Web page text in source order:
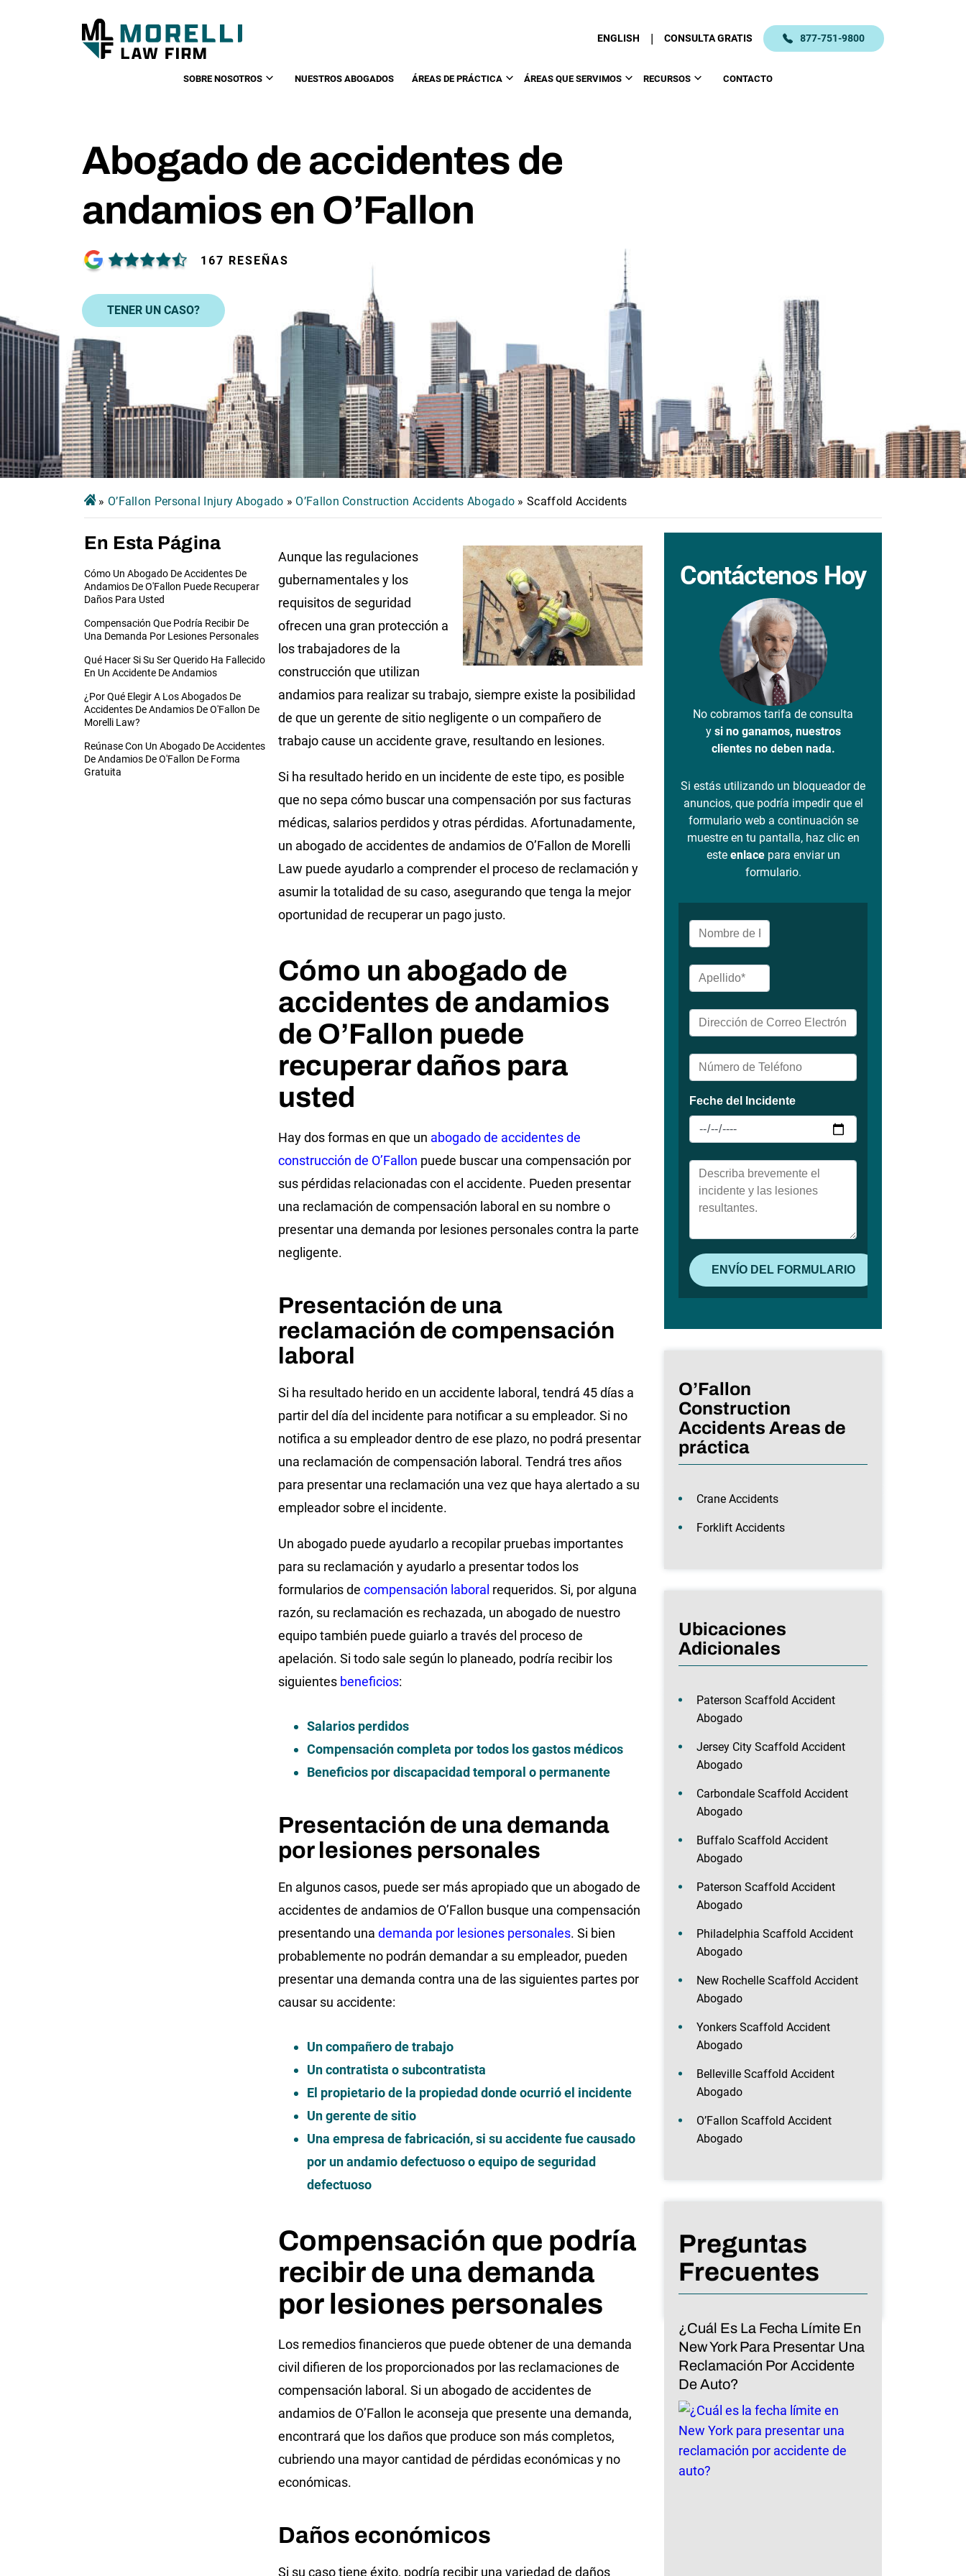
ENGLISH | CONSULTA GRATIS 877-751-9800
SOBRE NOSOTROS NUESTROS ABOGADOS ÁREAS DE PRÁCTICA ÁREAS QUE SERVIMOS RECURSOS CONTACTO
Abogado de accidentes de
andamios en O’Fallon
167 RESEÑAS
TENER UN CASO?
» O’Fallon Personal Injury Abogado » O’Fallon Construction Accidents Abogado »Scaffold Accidents
En Esta Página
Cómo Un Abogado De Accidentes De
Andamios De O'Fallon Puede Recuperar
Daños Para Usted
Compensación Que Podría Recibir De
Una Demanda Por Lesiones Personales
Qué Hacer Si Su Ser Querido Ha Fallecido
En Un Accidente De Andamios
¿Por Qué Elegir A Los Abogados De
Accidentes De Andamios De O'Fallon De
Morelli Law?
Reúnase Con Un Abogado De Accidentes
De Andamios De O'Fallon De Forma
Gratuita
Aunque las regulaciones
gubernamentales y los
requisitos de seguridad
ofrecen una gran protección a
los trabajadores de la
construcción que utilizan
andamios para realizar su trabajo, siempre existe la posibilidad
de que un gerente de sitio negligente o un compañero de
trabajo cause un accidente grave, resultando en lesiones.
Si ha resultado herido en un incidente de este tipo, es posible
que no sepa cómo buscar una compensación por sus facturas
médicas, salarios perdidos y otras pérdidas. Afortunadamente,
un abogado de accidentes de andamios de O’Fallon de Morelli
Law puede ayudarlo a comprender el proceso de reclamación y
asumir la totalidad de su caso, asegurando que tenga la mejor
oportunidad de recuperar un pago justo.
Cómo un abogado de
accidentes de andamios
de O’Fallon puede
recuperar daños para
usted
Hay dos formas en que un abogado de accidentes de
construcción de O’Fallon puede buscar una compensación por
sus pérdidas relacionadas con el accidente. Pueden presentar
una reclamación de compensación laboral en su nombre o
presentar una demanda por lesiones personales contra la parte
negligente.
Presentación de una
reclamación de compensación
laboral
Si ha resultado herido en un accidente laboral, tendrá 45 días a
partir del día del incidente para notificar a su empleador. Si no
notifica a su empleador dentro de ese plazo, no podrá presentar
una reclamación de compensación laboral. Tendrá tres años
para presentar una reclamación una vez que haya alertado a su
empleador sobre el incidente.
Un abogado puede ayudarlo a recopilar pruebas importantes
para su reclamación y ayudarlo a presentar todos los
formularios de compensación laboral requeridos. Si, por alguna
razón, su reclamación es rechazada, un abogado de nuestro
equipo también puede guiarlo a través del proceso de
apelación. Si todo sale según lo planeado, podría recibir los
siguientes beneficios:
Salarios perdidos
Compensación completa por todos los gastos médicos
Beneficios por discapacidad temporal o permanente
Presentación de una demanda
por lesiones personales
En algunos casos, puede ser más apropiado que un abogado de
accidentes de andamios de O’Fallon busque una compensación
presentando una demanda por lesiones personales. Si bien
probablemente no podrán demandar a su empleador, pueden
presentar una demanda contra una de las siguientes partes por
causar su accidente:
Un compañero de trabajo
Un contratista o subcontratista
El propietario de la propiedad donde ocurrió el incidente
Un gerente de sitio
Una empresa de fabricación, si su accidente fue causado
por un andamio defectuoso o equipo de seguridad
defectuoso
Compensación que podría
recibir de una demanda
por lesiones personales
Los remedios financieros que puede obtener de una demanda
civil difieren de los proporcionados por las reclamaciones de
compensación laboral. Si un abogado de accidentes de
andamios de O’Fallon le aconseja que presente una demanda,
encontrará que los daños que produce son más completos,
cubriendo una mayor cantidad de pérdidas económicas y no
económicas.
Daños económicos
Si su caso tiene éxito, podría recibir una variedad de daños
Contáctenos Hoy
No cobramos tarifa de consulta
y si no ganamos, nuestros
clientes no deben nada.
Si estás utilizando un bloqueador de
anuncios, que podría impedir que el
formulario web a continuación se
muestre en tu pantalla, haz clic en
este enlacepara enviar un
formulario.
O’Fallon
Construction
Accidents Areas de
práctica
Crane Accidents
Forklift Accidents
Ubicaciones
Adicionales
Paterson Scaffold Accident
Abogado
Jersey City Scaffold Accident
Abogado
Carbondale Scaffold Accident
Abogado
Buffalo Scaffold Accident
Abogado
Paterson Scaffold Accident
Abogado
Philadelphia Scaffold Accident
Abogado
New Rochelle Scaffold Accident
Abogado
Yonkers Scaffold Accident
Abogado
Belleville Scaffold Accident
Abogado
O’Fallon Scaffold Accident
Abogado
Preguntas
Frecuentes
¿Cuál Es La Fecha Límite En
New York Para Presentar Una
Reclamación Por Accidente
De Auto?